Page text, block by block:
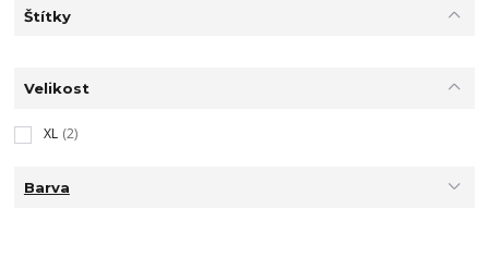
Štítky
Velikost
XL (2)
Barva